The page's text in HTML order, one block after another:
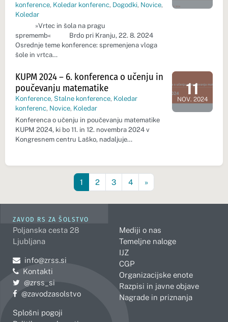
konference, Koledar konferenc, Dogodki, Novice,
Koledar
»Vrtec in šola na pragu
sprememb« Brdo pri Kranju, 22. 8. 2024
Osrednje teme konference: spremenjena vloga
šole in vrtca…
KUPM 2024 – 6. konferenca o učenju in
poučevanju matematike
Konference, Stalne konference, Koledar
konferenc, Novice, Koledar
Konferenca o učenju in poučevanju matematike
KUPM 2024, ki bo 11. in 12. novembra 2024 v
Kongresnem centru Laško, nadaljuje…
11
NOV. 2024
Dan
1 2 3 4 »
ZAVOD RS ZA ŠOLSTVO
Poljanska cesta 28
Ljubljana
Pošljite e-mail na
info@zrss.si
Kontakti
Pojdite na Twitter:
@zrss_si
Pojdite na Facebook:
@zavodzasolstvo
Splošni pogoji
Mediji o nas
Temeljne naloge
IJZ
CGP
Organizacijske enote
Razpisi in javne objave
Nagrade in priznanja